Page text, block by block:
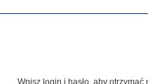
Wpisz login i hasło, aby